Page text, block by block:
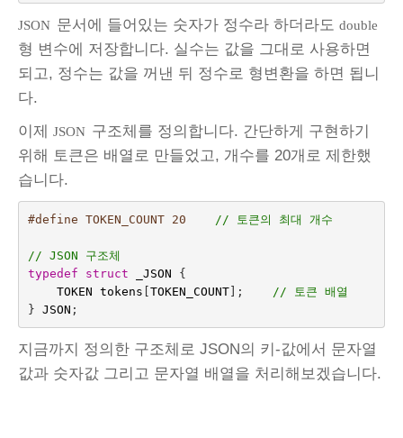
JSON 문서에 들어있는 숫자가 정수라 하더라도 double
형 변수에 저장합니다. 실수는 값을 그대로 사용하면
되고, 정수는 값을 꺼낸 뒤 정수로 형변환을 하면 됩니
다.
이제 JSON 구조체를 정의합니다. 간단하게 구현하기
위해 토큰은 배열로 만들었고, 개수를 20개로 제한했
습니다.
#define TOKEN_COUNT 20 // 토큰의 최대 개수
// JSON 구조체
typedef
struct _JSON
{
TOKEN tokens [TOKEN_COUNT];
// 토큰 배열
} JSON ;
지금까지 정의한 구조체로 JSON의 키-값에서 문자열
값과 숫자값 그리고 문자열 배열을 처리해보겠습니다.